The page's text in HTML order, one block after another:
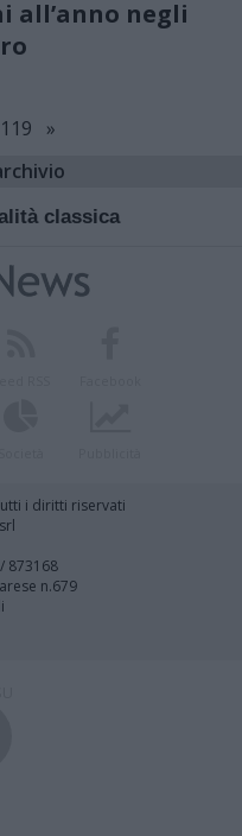
all’anno negli
119
»
classica
i diritti riservati
873168
n.679